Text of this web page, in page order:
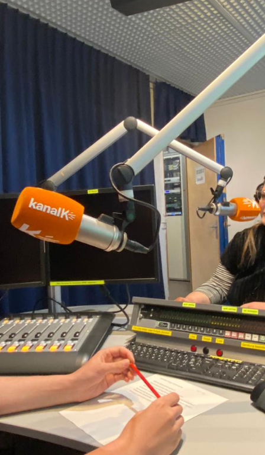
Geld, sogar die Kunst, oder vielleicht
besonders die Kunst. Denn
Kunstschaffende müssen nicht nur
Materialien besorgen, sondern auch um
sich selber kümmern. Dafür gibt es im
Aargau die Förderung Kulturdünger. Für
junge Künstler*innen der Region Aargau
konzipiert, bietet Kulturdünger schon seit
über 30 Jahre Hilfe an Künstler*innen unter
Die Ausbildungsredaktion hat für euch vier
spannende Projekte aus der jetzigen
Ausgabe der Förderung ausgesucht. Suchst
du die nächste R&B-Sensation? Willst du in
den Ausgang, ohne dass du dich unsicher
fühlst? Bist du ein Sci-Fi Nerd? Geniesst du
Indie-Videospiele? Interessiert?Hör mal
Details zur SendungKulturdünger